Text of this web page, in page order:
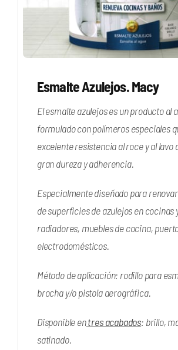
Esmalte Azulejos. Macy
El esmalte azulejos es un producto al
formulado con polímeros especiales
excelente resistencia al roce y al lavo
gran dureza y adherencia.
Especialmente diseñado para
de superficies de azulejos en cocinas
radiadores, muebles de cocina,
electrodomésticos.
Método de aplicación: rodillo para
brocha y/o pistola aerográfica.
Disponible entres acabados: brillo,
satinado.